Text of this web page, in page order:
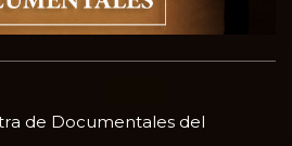
de Documentales del